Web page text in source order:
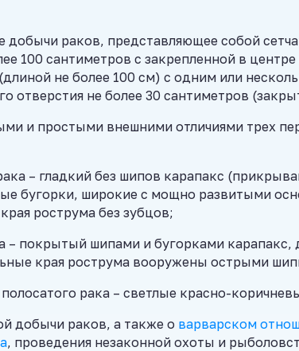
добычи раков, представляющее собой
100 сантиметров с закрепленной в
не более 100 см) с одним или
отверстия не более 30 сантиметров
и простыми внешними отличиями трех
– гладкий без шипов карапакс
бугорки, широкие с мощно развитыми
рострума без зубцов;
– покрытый шипами и бугорками
края рострума вооружены острыми
рака – светлые красно-
добычи раков, а также о варварском
, проведения незаконной охоты и